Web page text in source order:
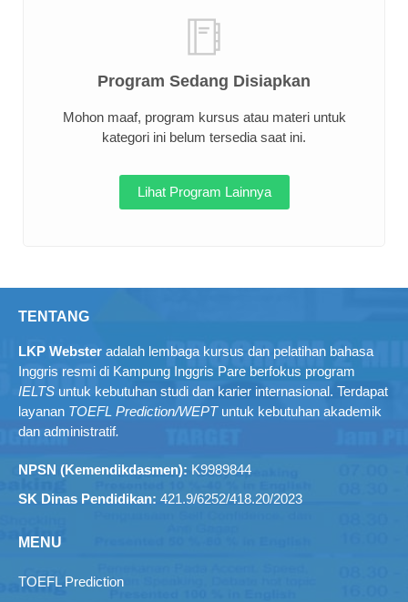
Program Sedang Disiapkan
Mohon maaf, program kursus atau materi untuk
kategori ini belum tersedia saat ini.
Lihat Program Lainnya
TENTANG
LKP Webster adalah lembaga kursus dan pelatihan bahasa
Inggris resmi di Kampung Inggris Pare berfokus program
IELTS untuk kebutuhan studi dan karier internasional. Terdapat
layanan TOEFL Prediction/WEPTuntuk kebutuhan akademik
dan administratif.
NPSN (Kemendikdasmen): K9989844
SK Dinas Pendidikan: 421.9/6252/418.20/2023
MENU
TOEFL Prediction